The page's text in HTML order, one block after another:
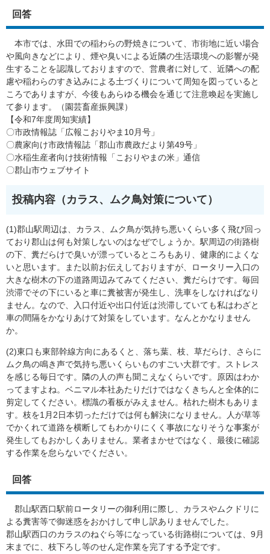
回答
本市では、水田での稲わらの野焼きについて、市街地に近い場合
や風向きなどにより、煙や臭いによる近隣の生活環境への影響が発
生することを認識しておりますので、営農者に対して、近隣への配
慮や稲わらのすき込みによる土づくりについて周知を図っていると
ころでありますが、今後もあらゆる機会を通じて注意喚起を実施し
て参ります。（園芸畜産振興課）
【令和7年度周知実績】
〇市政情報誌「広報こおりやま10月号」
〇農家向け市政情報誌「郡山市農政だより第49号」
〇水稲生産者向け技術情報「こおりやまの米」通信
〇郡山市ウェブサイト
投稿内容（カラス、ムク鳥対策について​）
(1)郡山駅周辺は、カラス、ムク鳥が気持ち悪いくらい多く飛び回っ
ており郡山は何も対策しないのはなぜでしょうか。駅周辺の街路樹
の下、糞だらけで臭いが漂っているところもあり、健康的によくな
いと思います。また以前お伝えしておりますが、ロータリー入口の
大きな樹木の下の道路周辺みてみてください、糞だらけです。毎回
渋滞でその下にいると車に糞被害が発生し、洗車をしなければなり
ません。なので、入口付近や出口付近は渋滞していても私はわざと
車の間隔をかなりあけて対策をしています。なんとかなりません
か。
(2)東口も東部幹線方向にあるくと、落ち葉、枝、草だらけ、さらに
ムク鳥の鳴き声で気持ち悪いくらいものすごい大群です。ストレス
を感じる毎日です。隣の人の声も聞こえなくらいです。原因はわか
ってますよね。ベニマル本社あたりだけではなくきちんと全体的に
剪定してください。標識の看板がみえません。枯れた樹木もありま
す。枝を1月2日本切っただけでは何も解決になりません。人が草等
でかくれて道路を横断してもわかりにくく事故になりそうな事案が
発生してもおかしくありません。業者まかせではなく、最後に確認
する作業を怠らないでください。
回答
郡山駅西口駅前ロータリーの御利用に際し、カラスやムクドリに
よる糞害等で御迷惑をおかけして申し訳ありませんでした。
郡山駅西口のカラスのねぐら等になっている街路樹については、9月
末までに、枝下ろし等のせん定作業を完了する予定です。